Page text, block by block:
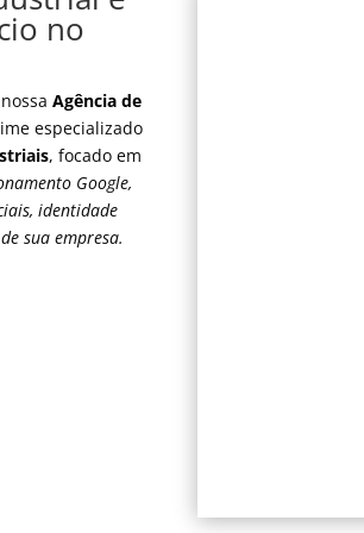
no
Agência de
especializado
, focado em
Google,
identidade
sua empresa.